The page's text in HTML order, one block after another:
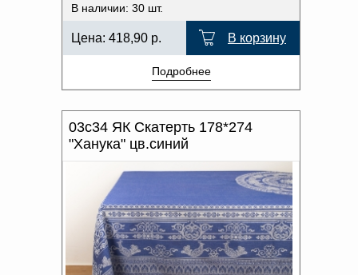
В наличии: 30 шт.
Цена: 418,90 р. В корзину
Подробнее
03с34 ЯК Скатерть 178*274
"Ханука" цв.синий